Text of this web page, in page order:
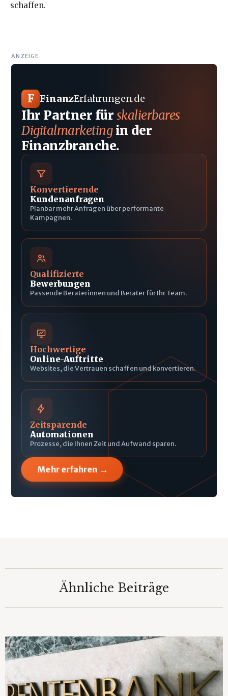
schaffen.
ANZEIGE
F FinanzErfahrungen.de
Ihr Partner fürskalierbares
Digitalmarketingin der
Finanzbranche.
Konvertierende
Kundenanfragen
Planbar mehr Anfragen über performante
Kampagnen.
Qualifizierte
Bewerbungen
Passende Beraterinnen und Berater für Ihr Team.
Hochwertige
Online-Auftritte
Websites, die Vertrauen schaffen und konvertieren.
Zeitsparende
Automationen
Prozesse, die Ihnen Zeit und Aufwand sparen.
Mehr erfahren →
Ähnliche Beiträge